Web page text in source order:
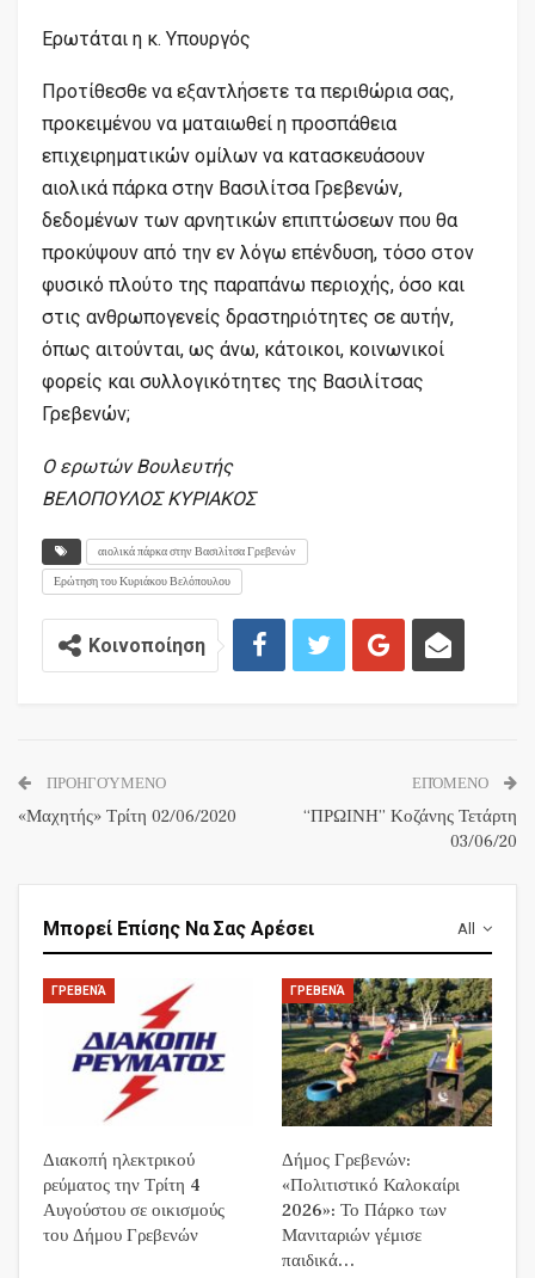
Ερωτάται η κ. Υπουργός
Προτίθεσθε να εξαντλήσετε τα περιθώρια σας,
προκειμένου να ματαιωθεί η προσπάθεια
επιχειρηματικών ομίλων να κατασκευάσουν
αιολικά πάρκα στην Βασιλίτσα Γρεβενών,
δεδομένων των αρνητικών επιπτώσεων που θα
προκύψουν από την εν λόγω επένδυση, τόσο στον
φυσικό πλούτο της παραπάνω περιοχής, όσο και
στις ανθρωπογενείς δραστηριότητες σε αυτήν,
όπως αιτούνται, ως άνω, κάτοικοι, κοινωνικοί
φορείς και συλλογικότητες της Βασιλίτσας
Γρεβενών;
Ο ερωτών Βουλευτής
ΒΕΛΟΠΟΥΛΟΣ ΚΥΡΙΑΚΟΣ
αιολικά πάρκα στην Βασιλίτσα Γρεβενών
Ερώτηση του Κυριάκου Βελόπουλου
Κοινοποίηση
ΠΡΟΗΓΟΎΜΕΝΟ
«Μαχητής» Τρίτη 02/06/2020
ΕΠΌΜΕΝΟ
“ΠΡΩΙΝΗ” Κοζάνης Τετάρτη
03/06/20
All
Μπορεί Επίσης Να Σας Αρέσει
ΓΡΕΒΕΝΆ
Διακοπή ηλεκτρικού
ρεύματος την Τρίτη 4
Αυγούστου σε οικισμούς
του Δήμου Γρεβενών
ΓΡΕΒΕΝΆ
Δήμος Γρεβενών:
«Πολιτιστικό Καλοκαίρι
2026»: Το Πάρκο των
Μανιταριών γέμισε
παιδικά…